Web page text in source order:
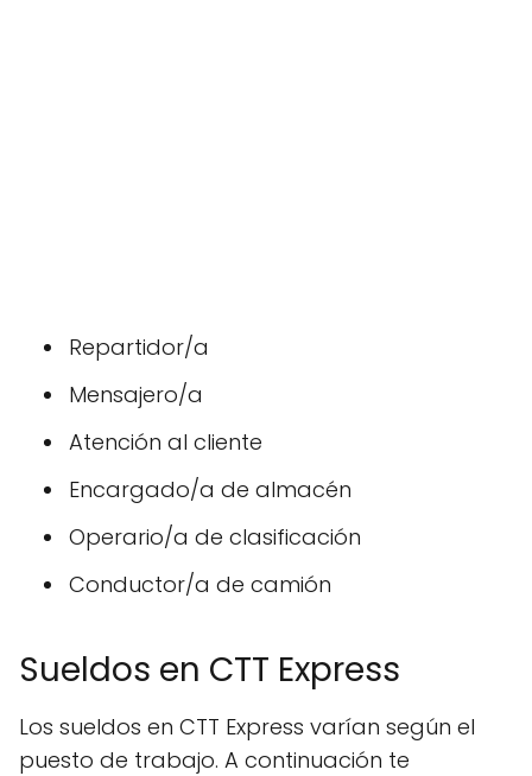
Repartidor/a
Mensajero/a
Atención al cliente
Encargado/a de almacén
Operario/a de clasificación
Conductor/a de camión
Sueldos en CTT Express
Los sueldos en CTT Express varían según el
puesto de trabajo. A continuación te